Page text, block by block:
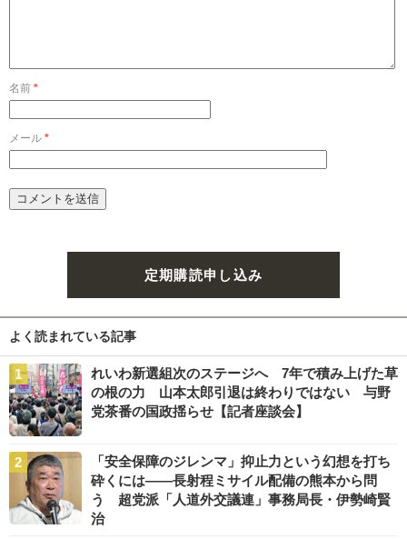
名前 *
メール *
定期購読申し込み
よく読まれている記事
れいわ新選組次のステージへ 7年で積み上げた草
の根の力 山本太郎引退は終わりではない 与野
党茶番の国政揺らせ【記者座談会】
「安全保障のジレンマ」抑止力という幻想を打ち
砕くには――長射程ミサイル配備の熊本から問
う 超党派「人道外交議連」事務局長・伊勢崎賢
治